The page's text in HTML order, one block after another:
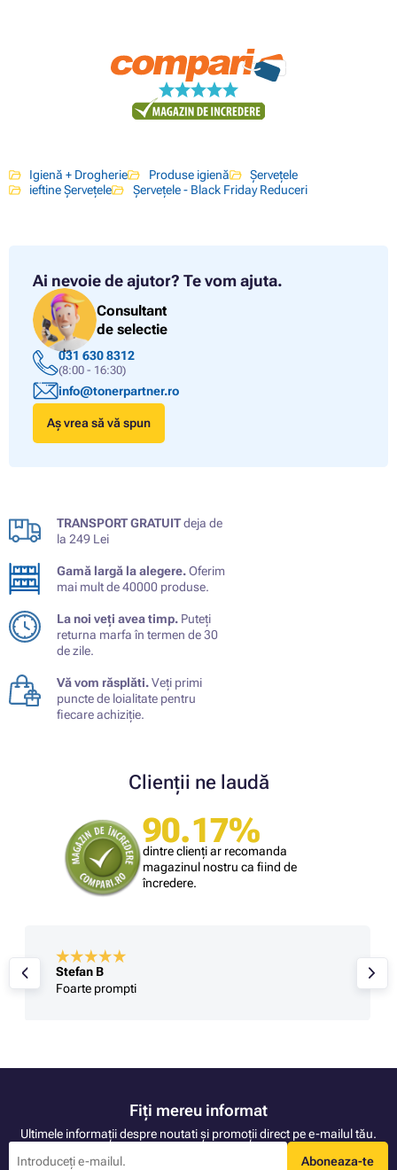
Igienă + Drogherie Produse igienă
Șervețele
ieftine Șervețele
Șervețele - Black Friday Reduceri
Ai nevoie de ajutor? Te vom ajuta.
Consultant
de selectie
031 630 8312
(8:00 - 16:30)
info@tonerpartner.ro
Aș vrea să vă spun
TRANSPORT GRATUITdeja de
la 249 Lei
Gamă largă la alegere.Oferim
mai mult de 40000 produse.
La noi veți avea timp. Puteți
returna marfa în termen de 30
de zile.
Vă vom răsplăti.Veți primi
puncte de loialitate pentru
fiecare achiziție.
Clienții ne laudă
90.17%
dintre clienți ar recomanda
magazinul nostru ca fiind de
încredere.
Stefan B
Foarte prompti
Fiți mereu informat
Ultimele informații despre noutati și promoții direct pe e-mailul tău.
Aboneaza-te